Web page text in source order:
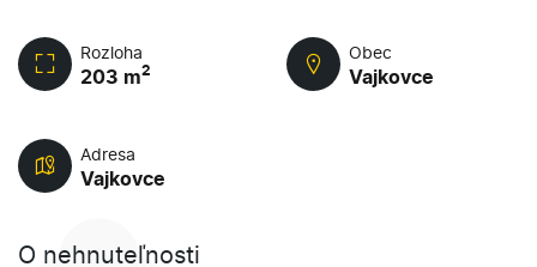
Rozloha
203 m2
Obec
Vajkovce
Adresa
Vajkovce
O nehnuteľnosti